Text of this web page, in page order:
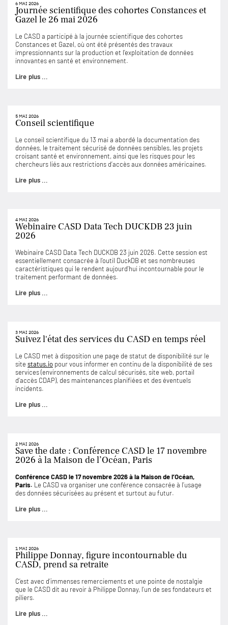
6 MAI 2026
Journée scientifique des cohortes Constances et
Gazel le 26 mai 2026
Le CASD a participé à la journée scientifique des cohortes
Constances et Gazel, où ont été présentés des travaux
impressionnants sur la production et l’exploitation de données
innovantes en santé et environnement.
Lire plus ...
5 MAI 2026
Conseil scientifique
Le conseil scientifique du 13 mai a abordé la documentation des
données, le traitement sécurisé de données sensibles, les projets
croisant santé et environnement, ainsi que les risques pour les
chercheurs liés aux restrictions d’accès aux données américaines.
Lire plus ...
4 MAI 2026
Webinaire CASD Data Tech DUCKDB 23 juin
2026
Webinaire CASD Data Tech DUCKDB 23 juin 2026. Cette session est
essentiellement consacrée à l’outil DuckDB et ses nombreuses
caractéristiques qui le rendent aujourd’hui incontournable pour le
traitement performant de données.
Lire plus ...
3 MAI 2026
Suivez l'état des services du CASD en temps réel
Le CASD met à disposition une page de statut de disponibilité sur le
site status.io pour vous informer en continu de la disponibilité de ses
services (environnements de calcul sécurisés, site web, portail
d’accès CDAP), des maintenances planifiées et des éventuels
incidents.
Lire plus ...
2 MAI 2026
Save the date : Conférence CASD le 17 novembre
2026 à la Maison de l’Océan, Paris
Conférence CASD le 17 novembre 2026 à la Maison de l’Océan,
Paris. Le CASD va organiser une conférence consacrée à l’usage
des données sécurisées au présent et surtout au futur.
Lire plus ...
1 MAI 2026
Philippe Donnay, figure incontournable du
CASD, prend sa retraite
C’est avec d’immenses remerciements et une pointe de nostalgie
que le CASD dit au revoir à Philippe Donnay, l’un de ses fondateurs et
piliers.
Lire plus ...